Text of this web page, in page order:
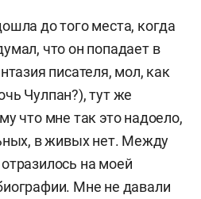
до того места, когда
что он попадает в
писателя, мол, как
Чулпан?), тут же
что мне так это надоело,
в живых нет. Между
на моей
Мне не давали